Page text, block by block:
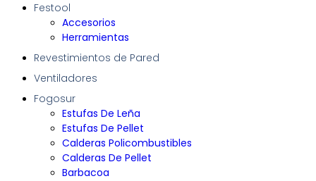
Festool
Accesorios
Herramientas
Revestimientos de Pared
Ventiladores
Fogosur
Estufas De Leña
Estufas De Pellet
Calderas Policombustibles
Calderas De Pellet
Barbacoa